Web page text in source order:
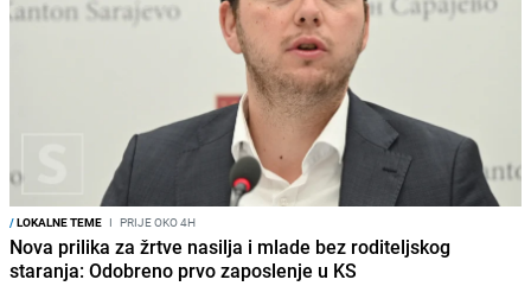
/LOKALNE TEME I PRIJE OKO 4H
Nova prilika za žrtve nasilja i mlade bez roditeljskog
staranja: Odobreno prvo zaposlenje u KS